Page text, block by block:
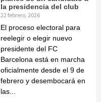
la presidencia del club
22 febrero, 2026
El proceso electoral para
reelegir o elegir nuevo
presidente del FC
Barcelona está en marcha
oficialmente desde el 9 de
febrero y desembocará en
las...